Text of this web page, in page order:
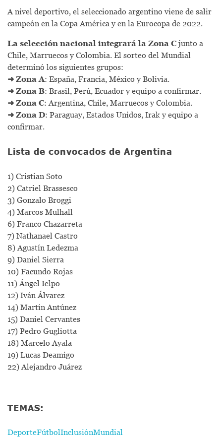
A nivel deportivo, el seleccionado argentino viene de salir
campeón en la Copa América y en la Eurocopa de 2022.
La selección nacional integrará la Zona C junto a
Chile, Marruecos y Colombia. El sorteo del Mundial
determinó los siguientes grupos:
➜ Zona A: España, Francia, México y Bolivia.
➜ Zona B: Brasil, Perú, Ecuador y equipo a confirmar.
➜ Zona C: Argentina, Chile, Marruecos y Colombia.
➜ Zona D: Paraguay, Estados Unidos, Irak y equipo a
confirmar.
Lista de convocados de Argentina
1) Cristian Soto
2) Catriel Brassesco
3) Gonzalo Broggi
4) Marcos Mulhall
6) Franco Chazarreta
7) Nathanael Castro
8) Agustín Ledezma
9) Daniel Sierra
10) Facundo Rojas
11) Ángel Ielpo
12) Iván Álvarez
14) Martín Antúnez
15) Daniel Cervantes
17) Pedro Gugliotta
18) Marcelo Ayala
19) Lucas Deamigo
22) Alejandro Juárez
TEMAS:
DeporteFútbolInclusiónMundial